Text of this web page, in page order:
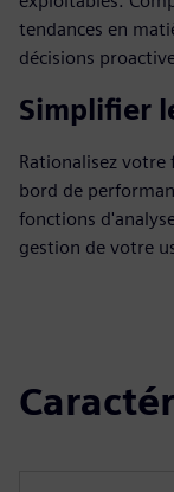
tendances en
décisions
Simplifier
Rationalisez votre
bord de
fonctions
gestion de votre